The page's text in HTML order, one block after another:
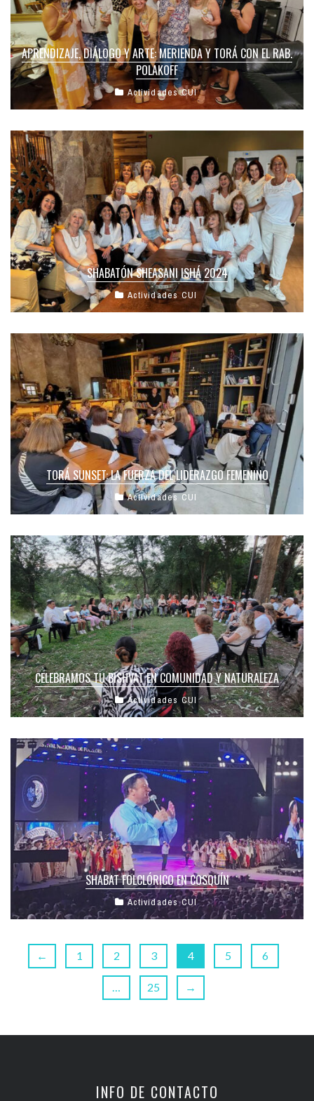
APRENDIZAJE, DIÁLOGO Y ARTE: MERIENDA Y TORÁ CON EL RAB.
POLAKOFF
Actividades CUI
SHABATÓN SHEASANI ISHÁ 2024
Actividades CUI
TORÁ SUNSET: LA FUERZA DEL LIDERAZGO FEMENINO
Actividades CUI
CELEBRAMOS TU BISHVAT EN COMUNIDAD Y NATURALEZA
Actividades CUI
SHABAT FOLCLÓRICO EN COSQUÍN
Actividades CUI
← 1 2 3 4 5 6
… 25 →
INFO DE CONTACTO